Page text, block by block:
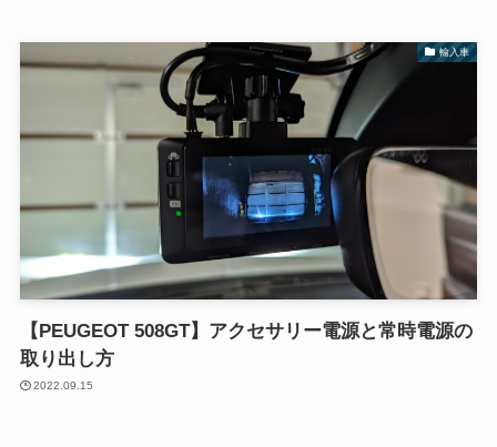
輸入車
【PEUGEOT 508GT】アクセサリー電源と常時電源の
取り出し方
2022.09.15